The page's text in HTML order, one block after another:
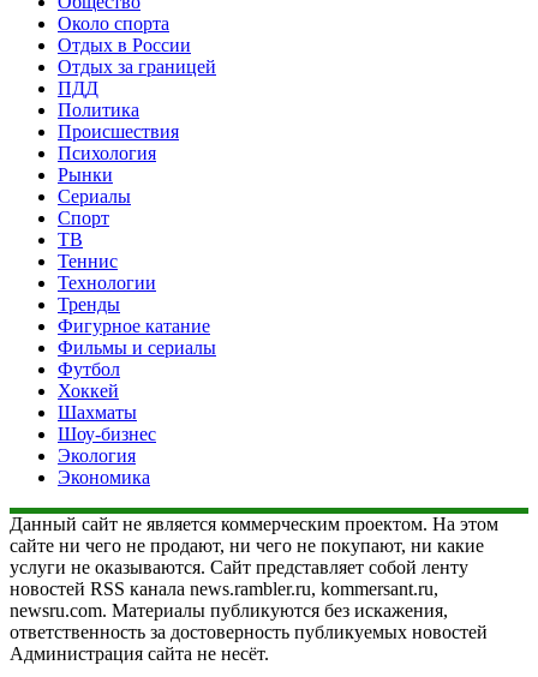
Около спорта
Отдых в России
Отдых за границей
ПДД
Политика
Происшествия
Психология
Рынки
Сериалы
Спорт
ТВ
Теннис
Технологии
Тренды
Фигурное катание
Фильмы и сериалы
Футбол
Хоккей
Шахматы
Шоу-бизнес
Экология
Экономика
Данный сайт не является коммерческим проектом. На этом
сайте ни чего не продают, ни чего не покупают, ни какие
услуги не оказываются. Сайт представляет собой ленту
новостей RSS канала news.rambler.ru, kommersant.ru,
newsru.com. Материалы публикуются без искажения,
ответственность за достоверность публикуемых новостей
Администрация сайта не несёт.